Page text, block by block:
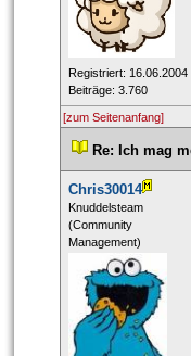
Registriert: 16.06.2004
Beiträge: 3.760
[zum Seitenanfang]
Re: Ich mag
Chris30014
​Knuddelsteam
(Community
Management)